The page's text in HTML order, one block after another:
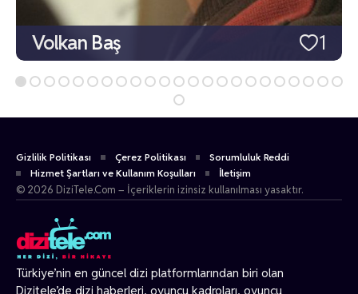
1
Volkan Baş
Türkiye’nin en güncel dizi platformlarından biri olan
Dizitele’de dizi haberleri, oyuncu kadroları, oyuncu
Gizlilik Politikası Çerez Politikası
Sorumluluk Reddi
Hizmet Şartları ve Kullanım Koşulları
İletişim
© 2026 DiziTele.Com – İçeriklerin izinsiz kullanılması yasaktır.